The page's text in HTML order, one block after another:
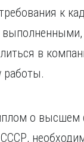
к
в
работы.
о высшем